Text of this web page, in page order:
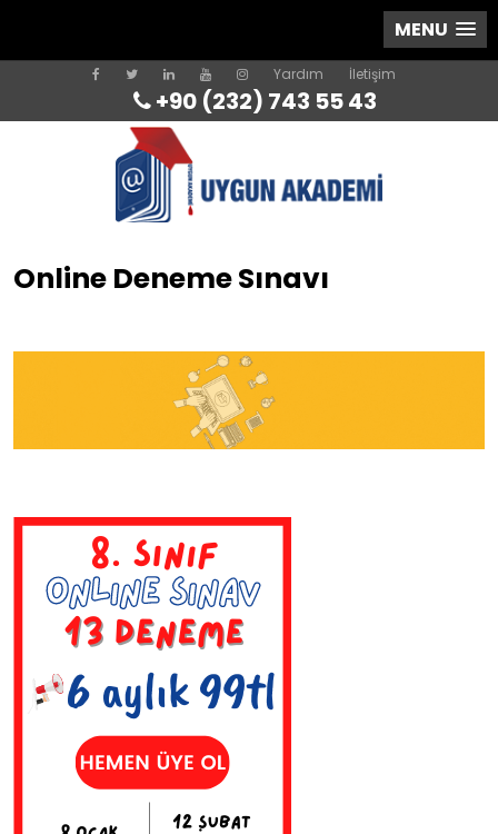
MENU
Yardım İletişim
+90 (232) 743 55 43
Online Deneme Sınavı